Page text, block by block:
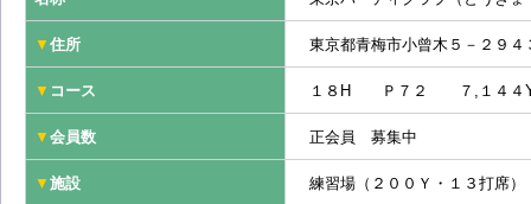
▼ 住所 東京都青梅市小曾木５－２９４
▼ コース １８H Ｐ７２ ７,１４４
▼ 会員数 正会員 募集中
▼ 施設 練習場（２００Ｙ・１３打席）